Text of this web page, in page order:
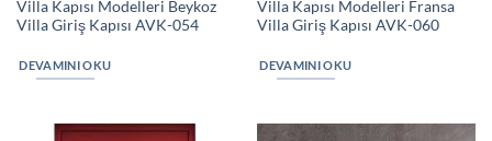
Villa Kapısı Modelleri Beykoz
Villa Giriş Kapısı AVK-054
DEVAMINI OKU
Villa Kapısı Modelleri Fransa
Villa Giriş Kapısı AVK-060
DEVAMINI OKU